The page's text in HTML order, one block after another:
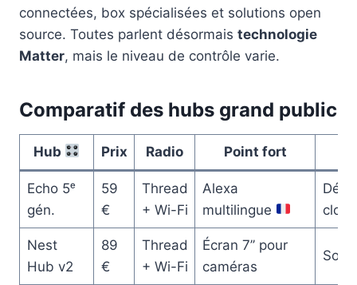
connectées, box spécialisées et solutions open
source. Toutes parlent désormais technologie
Matter, mais le niveau de contrôle varie.
Comparatif des hubs grand public
Hub Prix Radio Point fort
Echo 5ᵉ
gén.
59
€
Thread
+ Wi-Fi
Alexa
multilingue
cloud
Nest
Hub v2
89
€
Thread
+ Wi-Fi
Écran 7’’ pour
caméras